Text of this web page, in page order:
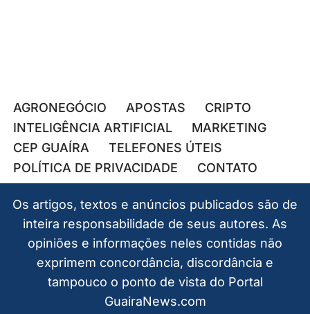
AGRONEGÓCIO APOSTAS
CRIPTO
INTELIGÊNCIA ARTIFICIAL
MARKETING
CEP GUAÍRA
TELEFONES ÚTEIS
POLÍTICA DE PRIVACIDADE
CONTATO
Os artigos, textos e anúncios publicados são de
inteira responsabilidade de seus autores. As
opiniões e informações neles contidas não
exprimem concordância, discordância e
tampouco o ponto de vista do Portal
GuairaNews.com